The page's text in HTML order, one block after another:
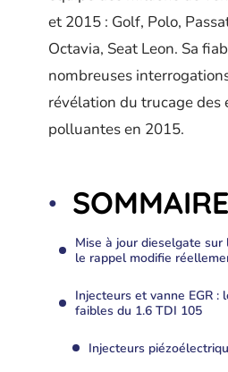
et 2015 : Golf, Polo,
Octavia, Seat Leon. Sa
nombreuses
révélation du trucage des
polluantes en 2015.
SOMMAIRE
Mise à jour dieselgate sur
le rappel modifie
Injecteurs et vanne EGR :
faibles du 1.6 TDI 105
Injecteurs